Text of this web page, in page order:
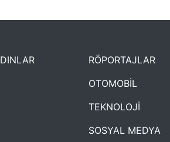
RÖPORTAJLAR
OTOMOBİL
TEKNOLOJİ
SOSYAL MEDYA